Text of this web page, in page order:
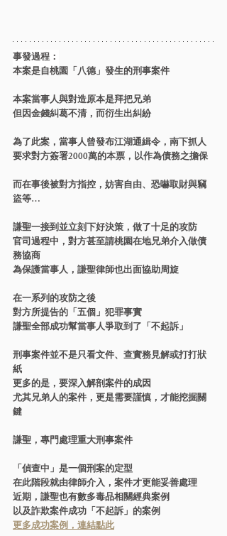
事發過程：
本案是自桃園「八德」發生的刑事案件
本案當事人與對造原本是拜把兄弟
但因金錢糾葛不清，而衍生出糾紛
為了此案，當事人曾發布江湖通緝令，南下抓人
要求對方簽署2000萬的本票，以作為債務之擔保
而在事後被對方指控，妨害自由、恐嚇取財與竊
盜等…
謙聖一接到並立刻下好決策，做了十足的攻防
官司過程中，對方甚至請桃園在地兄弟介入做債
務協商
為保護當事人，謙聖律師也出面協助周旋
在一系列的攻防之後
對方所提告的「五個」犯罪事實
謙聖全部成功幫當事人爭取到了「不起訴」
刑事案件並不是只看文件、查實務見解或打打狀
紙
更多的是，要深入解剖案件的成因
尤其兄弟人的案件，更是需要謹慎，才能挖掘關
鍵
謙聖，專門處理重大刑事案件
「偵查中」是一個刑案的定型
在此階段就由律師介入，案件才更能妥善處理
近期，謙聖也有數多毒品相關經典案例
以及詐欺案件成功「不起訴」的案例
更多成功案例，連結點此